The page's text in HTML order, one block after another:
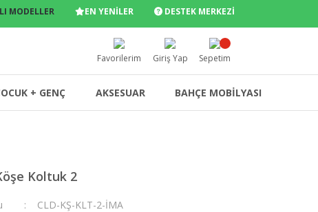
MODELLER EN YENİLER DESTEK MERKEZİ
Favorilerim Giriş Yap Sepetim
+ GENÇ AKSESUAR BAHÇE MOBİLYASI
Koltuk 2
CLD-KŞ-KLT-2-İMA